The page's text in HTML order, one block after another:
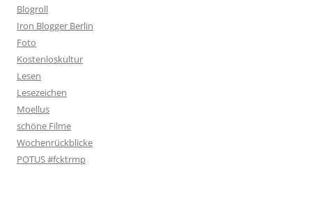
Blogroll
Iron Blogger Berlin
Foto
Kostenloskultur
Lesen
Lesezeichen
Moellus
schöne Filme
Wochenrückblicke
POTUS #fcktrmp